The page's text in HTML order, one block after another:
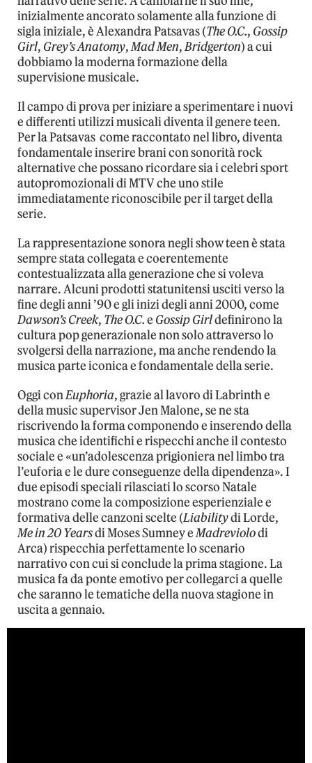
inizialmente ancorato solamente alla funzione di
sigla iniziale, è Alexandra Patsavas (The O.C., Gossip
Girl, Grey’s Anatomy,Mad Men,Bridgerton) a cui
dobbiamo la moderna formazione della
supervisione musicale.
Il campo di prova per iniziare a sperimentare i nuovi
e differenti utilizzi musicali diventa il genere teen.
Per la Patsavas come raccontato nel libro, diventa
fondamentale inserire brani con sonorità rock
alternative che possano ricordare sia i celebri sport
autopromozionali di MTV che uno stile
immediatamente riconoscibile per il target della
serie.
La rappresentazione sonora negli show teen è stata
sempre stata collegata e coerentemente
contestualizzata alla generazione che si voleva
narrare. Alcuni prodotti statunitensi usciti verso la
fine degli anni ’90 e gli inizi degli anni 2000, come
Dawson’s Creek, The O.C.e Gossip Girldefinirono la
cultura pop generazionale non solo attraverso lo
svolgersi della narrazione, ma anche rendendo la
musica parte iconica e fondamentale della serie.
Oggi conEuphoria, grazie al lavoro di Labrinth e
della music supervisor Jen Malone, se ne sta
riscrivendo la forma componendo e inserendo della
musica che identifichi e rispecchi anche il contesto
sociale e «un’adolescenza prigioniera nel limbo tra
l’euforia e le dure conseguenze della dipendenza». I
due episodi speciali rilasciati lo scorso Natale
mostrano come la composizione esperienziale e
formativa delle canzoni scelte (Liabilitydi Lorde,
Me in 20 Yearsdi Moses Sumney eMadreviolodi
Arca) rispecchia perfettamente lo scenario
narrativo con cui si conclude la prima stagione. La
musica fa da ponte emotivo per collegarci a quelle
che saranno le tematiche della nuova stagione in
uscita a gennaio.